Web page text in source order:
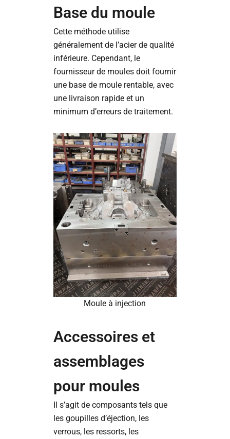
Base du moule
Cette méthode utilise
généralement de l’acier de qualité
inférieure. Cependant, le
fournisseur de moules doit fournir
une base de moule rentable, avec
une livraison rapide et un
minimum d’erreurs de traitement.
Moule à injection
Accessoires et
assemblages
pour moules
Il s’agit de composants tels que
les goupilles d’éjection, les
verrous, les ressorts, les